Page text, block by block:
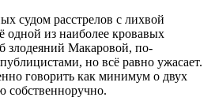
судом расстрелов с лихвой
одной из наиболее кровавых
Макаровой, по-
но всё равно ужасает.
говорить как минимум о двух
собственноручно.